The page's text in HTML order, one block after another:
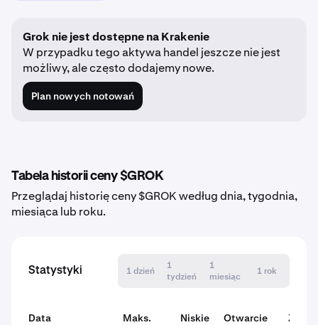
Grok nie jest dostępne na Krakenie
W przypadku tego aktywa handel jeszcze nie jest
możliwy, ale często dodajemy nowe.
Plan nowych notowań
Tabela historii ceny $GROK
Przeglądaj historię ceny $GROK według dnia, tygodnia,
miesiąca lub roku.
Statystyki 1 dzień
1
tydzień
1
miesiąc
1 rok
Data Maks. Niskie Otwarcie